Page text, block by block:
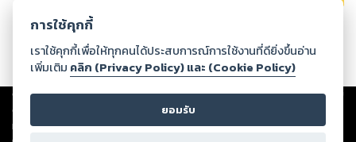
Copyright ©2026Storylog Co., Ltd. - สตอรี่ล็อกขอสงวนสิทธิ์ไม่รับผิดชอบ
ต่อผลงานหรือเนื้อหาใดที่อัปโหลดผ่านเว็บไซต์และปรากฏว่าละเมิดสิทธิใน
ทรัพย์สินทางปัญญาของบุคคลอื่นหรือขัดต่อกฎหมายและศีลธรรม ดังนั้น ผู้อ่าน
การใช้คุกกี้
เราใช้คุกกี้เพื่อให้ทุกคนได้ประสบการณ์การใช้งานที่ดียิ่งขึ้นอ่าน
เพิ่มเติม คลิก (Privacy Policy) และ (Cookie Policy)
ยอมรับ